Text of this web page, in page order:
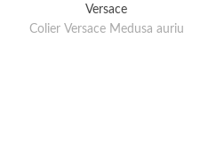
Versace
Colier Versace Medusa auriu